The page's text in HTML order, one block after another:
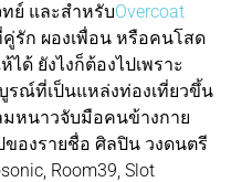
ย์ และสำหรับOvercoat
รัก ผองเพื่อน หรือคนโสด
ด้ ยังไงก็ต้องไปเพราะ
รณ์ที่เป็นแหล่งท่องเที่ยวขึ้น
มหนาวจับมือคนข้างกาย
องรายชื่อ ศิลปิน วงดนตรี
Room39, Slot